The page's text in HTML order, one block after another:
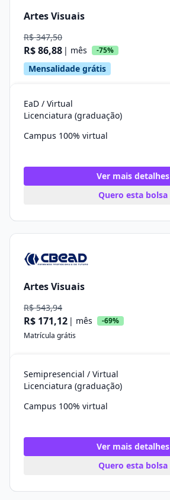
Artes Visuais
R$ 347,50
R$ 86,88 | mês -75%
Mensalidade grátis
EaD / Virtual
Licenciatura (graduação)
Campus 100% virtual
Ver mais detalhes
Quero esta bolsa
Artes Visuais
R$ 543,94
R$ 171,12 | mês
-69%
Matrícula grátis
Semipresencial / Virtual
Licenciatura (graduação)
Campus 100% virtual
Ver mais detalhes
Quero esta bolsa